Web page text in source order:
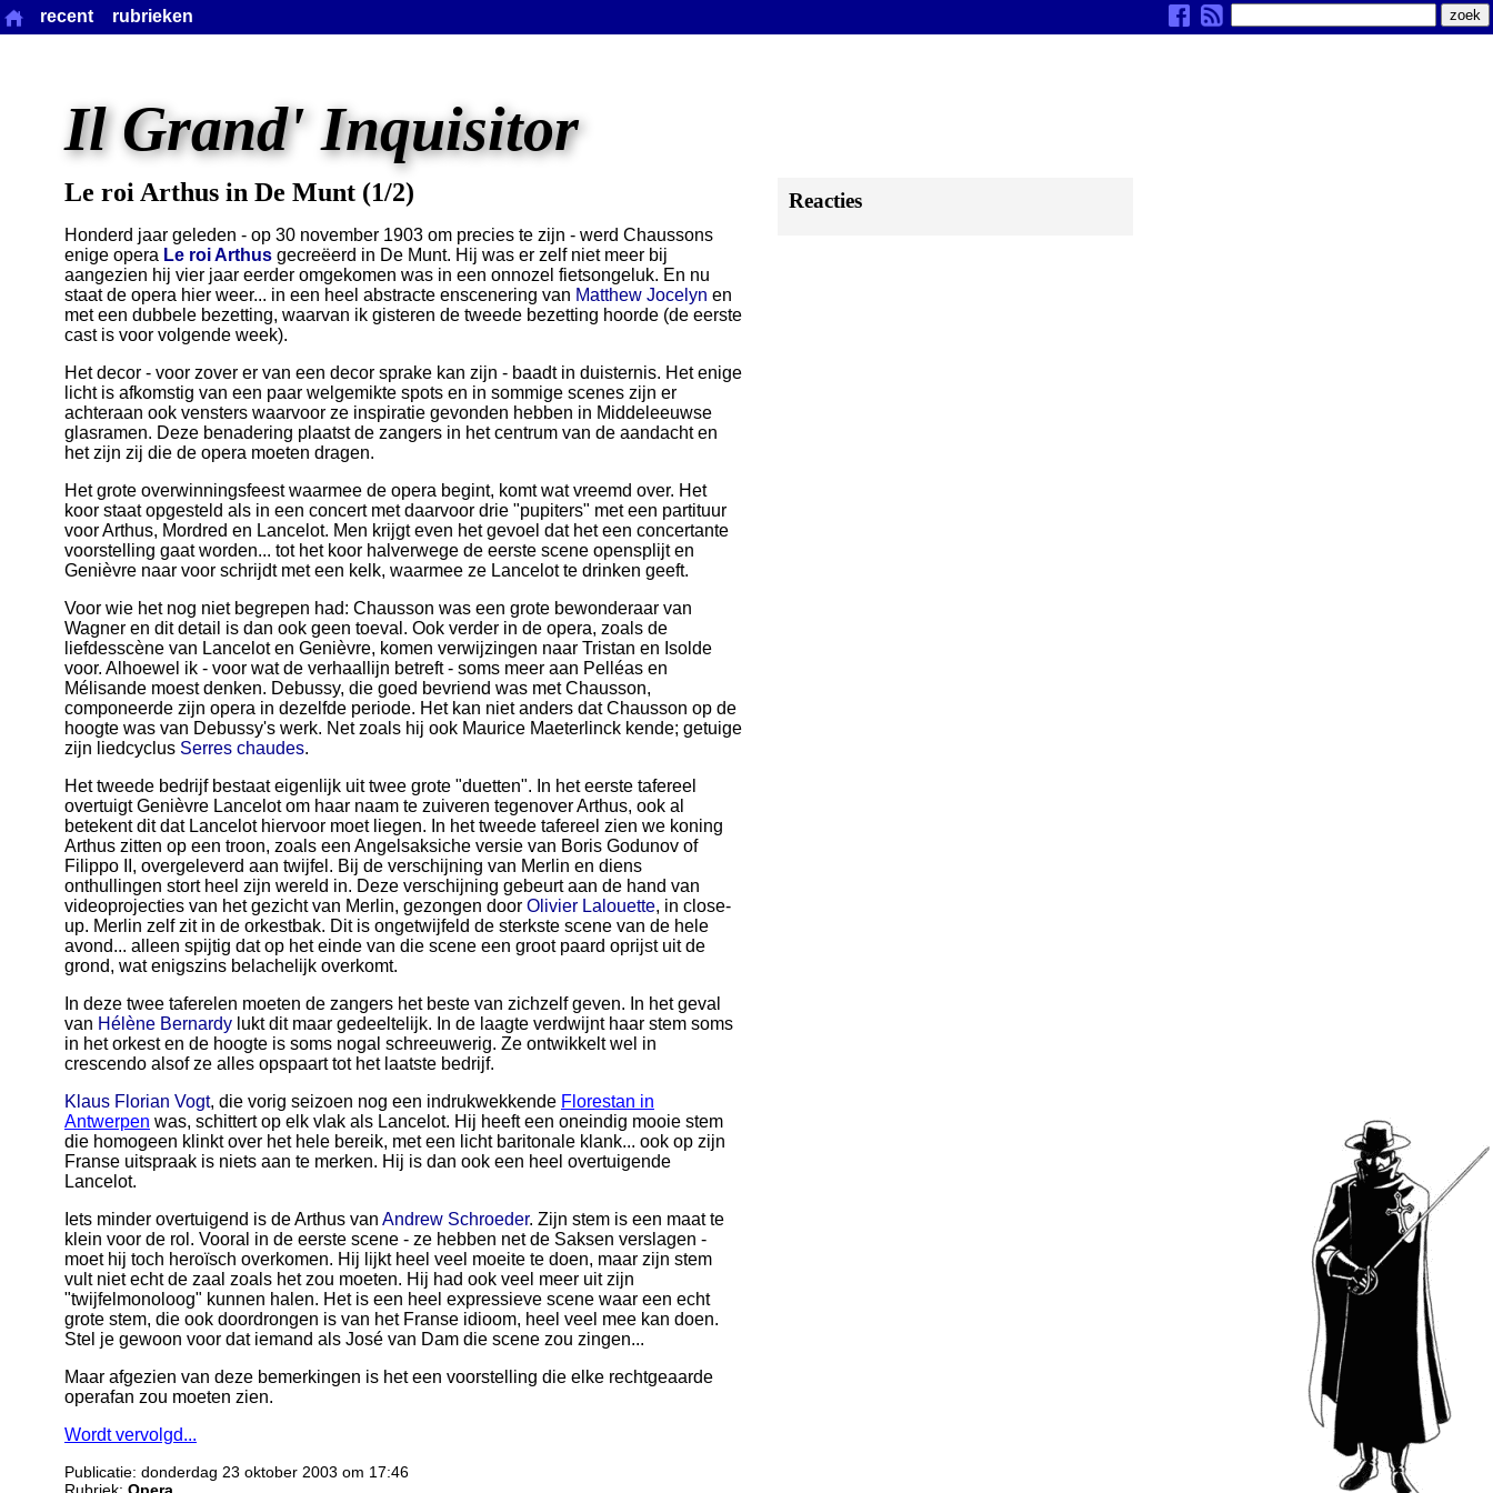
Il Grand' Inquisitor
Le roi Arthus in De Munt (1/2)
Honderd jaar geleden - op 30 november 1903 om precies te zijn - werd Chaussons
enige opera Le roi Arthus gecreëerd in De Munt. Hij was er zelf niet meer bij
aangezien hij vier jaar eerder omgekomen was in een onnozel fietsongeluk. En nu
staat de opera hier weer... in een heel abstracte enscenering van Matthew Jocelyn en
met een dubbele bezetting, waarvan ik gisteren de tweede bezetting hoorde (de eerste
cast is voor volgende week).
Het decor - voor zover er van een decor sprake kan zijn - baadt in duisternis. Het enige
licht is afkomstig van een paar welgemikte spots en in sommige scenes zijn er
achteraan ook vensters waarvoor ze inspiratie gevonden hebben in Middeleeuwse
glasramen. Deze benadering plaatst de zangers in het centrum van de aandacht en
het zijn zij die de opera moeten dragen.
Het grote overwinningsfeest waarmee de opera begint, komt wat vreemd over. Het
koor staat opgesteld als in een concert met daarvoor drie "pupiters" met een partituur
voor Arthus, Mordred en Lancelot. Men krijgt even het gevoel dat het een concertante
voorstelling gaat worden... tot het koor halverwege de eerste scene opensplijt en
Genièvre naar voor schrijdt met een kelk, waarmee ze Lancelot te drinken geeft.
Voor wie het nog niet begrepen had: Chausson was een grote bewonderaar van
Wagner en dit detail is dan ook geen toeval. Ook verder in de opera, zoals de
liefdesscène van Lancelot en Genièvre, komen verwijzingen naar Tristan en Isolde
voor. Alhoewel ik - voor wat de verhaallijn betreft - soms meer aan Pelléas en
Mélisande moest denken. Debussy, die goed bevriend was met Chausson,
componeerde zijn opera in dezelfde periode. Het kan niet anders dat Chausson op de
hoogte was van Debussy's werk. Net zoals hij ook Maurice Maeterlinck kende; getuige
zijn liedcyclus Serres chaudes.
Het tweede bedrijf bestaat eigenlijk uit twee grote "duetten". In het eerste tafereel
overtuigt Genièvre Lancelot om haar naam te zuiveren tegenover Arthus, ook al
betekent dit dat Lancelot hiervoor moet liegen. In het tweede tafereel zien we koning
Arthus zitten op een troon, zoals een Angelsaksiche versie van Boris Godunov of
Filippo II, overgeleverd aan twijfel. Bij de verschijning van Merlin en diens
onthullingen stort heel zijn wereld in. Deze verschijning gebeurt aan de hand van
videoprojecties van het gezicht van Merlin, gezongen door Olivier Lalouette, in close-
up. Merlin zelf zit in de orkestbak. Dit is ongetwijfeld de sterkste scene van de hele
avond... alleen spijtig dat op het einde van die scene een groot paard oprijst uit de
grond, wat enigszins belachelijk overkomt.
In deze twee taferelen moeten de zangers het beste van zichzelf geven. In het geval
van Hélène Bernardy lukt dit maar gedeeltelijk. In de laagte verdwijnt haar stem soms
in het orkest en de hoogte is soms nogal schreeuwerig. Ze ontwikkelt wel in
crescendo alsof ze alles opspaart tot het laatste bedrijf.
Klaus Florian Vogt, die vorig seizoen nog een indrukwekkende Florestan in
Antwerpen was, schittert op elk vlak als Lancelot. Hij heeft een oneindig mooie stem
die homogeen klinkt over het hele bereik, met een licht baritonale klank... ook op zijn
Franse uitspraak is niets aan te merken. Hij is dan ook een heel overtuigende
Lancelot.
Iets minder overtuigend is de Arthus van Andrew Schroeder. Zijn stem is een maat te
klein voor de rol. Vooral in de eerste scene - ze hebben net de Saksen verslagen -
moet hij toch heroïsch overkomen. Hij lijkt heel veel moeite te doen, maar zijn stem
vult niet echt de zaal zoals het zou moeten. Hij had ook veel meer uit zijn
"twijfelmonoloog" kunnen halen. Het is een heel expressieve scene waar een echt
grote stem, die ook doordrongen is van het Franse idioom, heel veel mee kan doen.
Stel je gewoon voor dat iemand als José van Dam die scene zou zingen...
Maar afgezien van deze bemerkingen is het een voorstelling die elke rechtgeaarde
operafan zou moeten zien.
Wordt vervolgd...
Publicatie: donderdag 23 oktober 2003 om 17:46
Reacties
recent rubrieken